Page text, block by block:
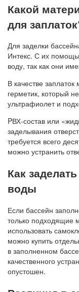
Какой
для
Для заделки
Интекс. С их
воду, так как они
В качестве заплаток
герметик, который
ультрафиолет и
PВХ-состав или
заделывания
требуется всего
можно устранить
Как
воды
Если бассейн
только
использовать
можно купить
в заполненном
качественного
опустошен.